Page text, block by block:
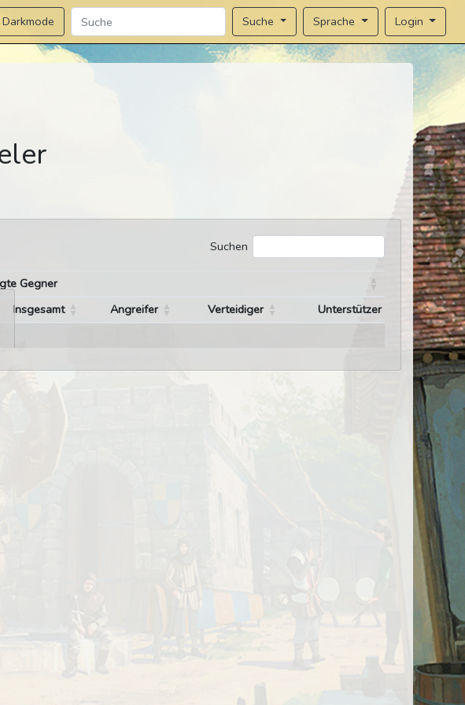
Darkmode Suche Sprache Login
Suchen
Gegner
Insgesamt Angreifer Verteidiger
Unterstützer